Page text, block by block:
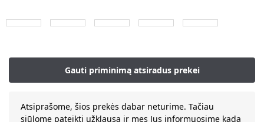
Atsiprašome, šios prekės dabar neturime. Tačiau
siūlome pateikti užklausą ir mes Jus informuosime kada